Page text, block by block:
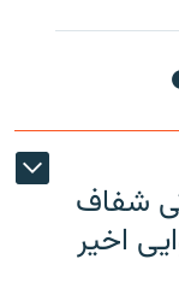
شفاف
اخیر